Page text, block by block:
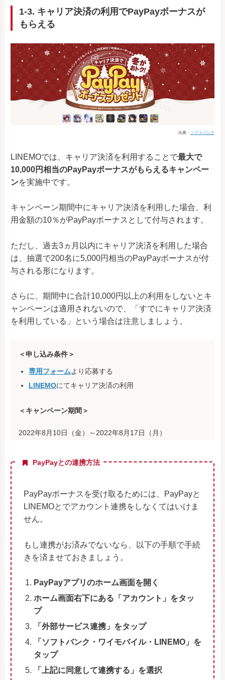
1-3. キャリア決済の利用でPayPayボーナスが
もらえる
出典： ソフトバンク
LINEMOでは、キャリア決済を利用することで最大で
10,000円相当のPayPayボーナスがもらえるキャンペー
ンを実施中です。
キャンペーン期間中にキャリア決済を利用した場合、利
用金額の10％がPayPayボーナスとして付与されます。
ただし、過去3ヵ月以内にキャリア決済を利用した場合
は、抽選で200名に5,000円相当のPayPayボーナスが付
与される形になります。
さらに、期間中に合計10,000円以上の利用をしないとキ
ャンペーンは適用されないので、「すでにキャリア決済
を利用している」という場合は注意しましょう。
＜申し込み条件＞
専用フォームより応募する
LINEMOにてキャリア決済の利用
＜キャンペーン期間＞
2022年8月10日（金）～2022年8月17日（月）
PayPayとの連携方法
PayPayボーナスを受け取るためには、PayPayと
LINEMOとでアカウント連携をしなくてはいけま
せん。
もし連携がお済みでないなら、以下の手順で手続
きを済ませておきましょう。
PayPayアプリのホーム画面を開く
ホーム画面右下にある「アカウント」をタッ
プ
「外部サービス連携」をタップ
「ソフトバンク・ワイモバイル・LINEMO」を
タップ
「上記に同意して連携する」を選択